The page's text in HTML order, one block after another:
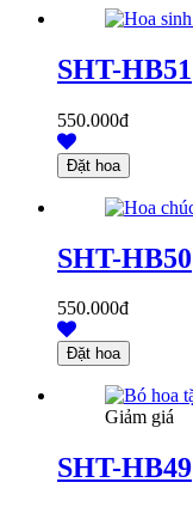
SHT-HB51
550.000đ
SHT-HB50
550.000đ
Giảm giá
SHT-HB49